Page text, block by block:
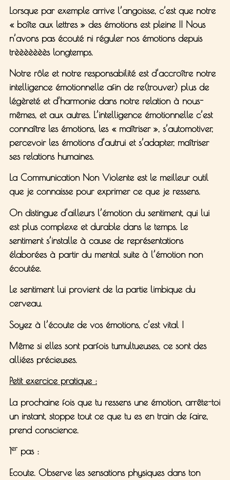
Lorsque par exemple arrive l’angoisse, c’est que notre
« boîte aux lettres » des émotions est pleine !! Nous
n’avons pas écouté ni réguler nos émotions depuis
trèèèèèèès longtemps.
Notre rôle et notre responsabilité est d’accroître notre
intelligence émotionnelle afin de re(trouver) plus de
légèreté et d’harmonie dans notre relation à nous-
mêmes, et aux autres. L’intelligence émotionnelle c’est
connaître les émotions, les « maîtriser », s’automotiver,
percevoir les émotions d’autrui et s’adapter, maîtriser
ses relations humaines.
La Communication Non Violente est le meilleur outil
que je connaisse pour exprimer ce que je ressens.
On distingue d’ailleurs l’émotion du sentiment, qui lui
est plus complexe et durable dans le temps. Le
sentiment s’installe à cause de représentations
élaborées à partir du mental suite à l’émotion non
écoutée.
Le sentiment lui provient de la partie limbique du
cerveau.
Soyez à l’écoute de vos émotions, c’est vital !
Même si elles sont parfois tumultueuses, ce sont des
alliées précieuses.
Petit exercice pratique :
La prochaine fois que tu ressens une émotion, arrête-toi
un instant, stoppe tout ce que tu es en train de faire,
prend conscience.
1er pas :
Ecoute. Observe les sensations physiques dans ton